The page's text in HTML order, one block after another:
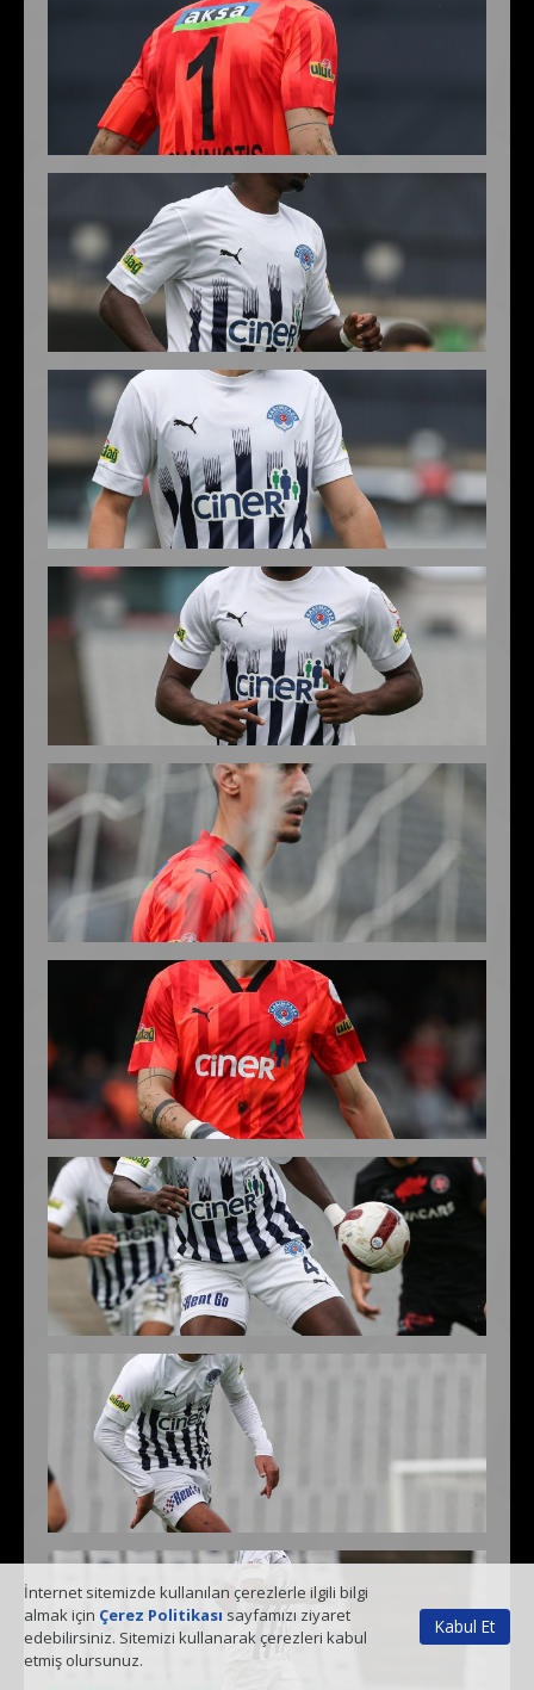
İnternet sitemizde kullanılan çerezlerle ilgili bilgi
almak için Çerez Politikası sayfamızı ziyaret
edebilirsiniz. Sitemizi kullanarak çerezleri kabul
etmiş olursunuz.
Kabul Et